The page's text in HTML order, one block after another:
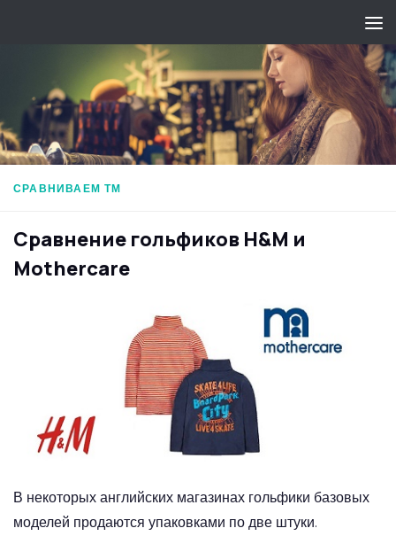
СРАВНИВАЕМ ТМ
Сравнение гольфиков H&M и
Mothercare
В некоторых английских магазинах гольфики базовых
моделей продаются упаковками по две штуки.